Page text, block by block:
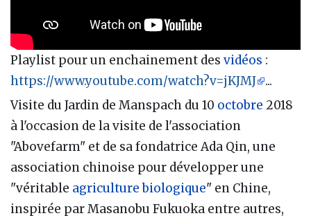
Playlist pour un enchainement des vidéos :
https://www.youtube.com/watch?v=jKJMJ
...
Visite du Jardin de Manspach du 10 octobre 2018
à l'occasion de la visite de l'association
"Abovefarm" et de sa fondatrice Ada Qin, une
association chinoise pour développer une
"véritable agriculture biologique" en Chine,
inspirée par Masanobu Fukuoka entre autres,